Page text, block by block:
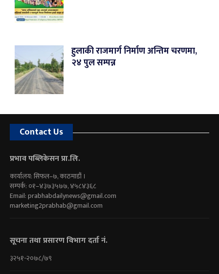
हुलाकी राजमार्ग निर्माण अन्तिम चरणमा,
२४ पुल सम्पन्न
Contact Us
प्रभाव पब्लिकेसन प्रा.लि.
कार्यालय: सिफल–७, काठमाडौं ।
सम्पर्क: ०१–४३७३५७७, ४५८४३६८
Email:prabhabdailynews@gmail.com
marketing2prabhab@gmail.com
सूचना तथा प्रसारण विभाग दर्ता नं.
३२५१-२०७८/७९